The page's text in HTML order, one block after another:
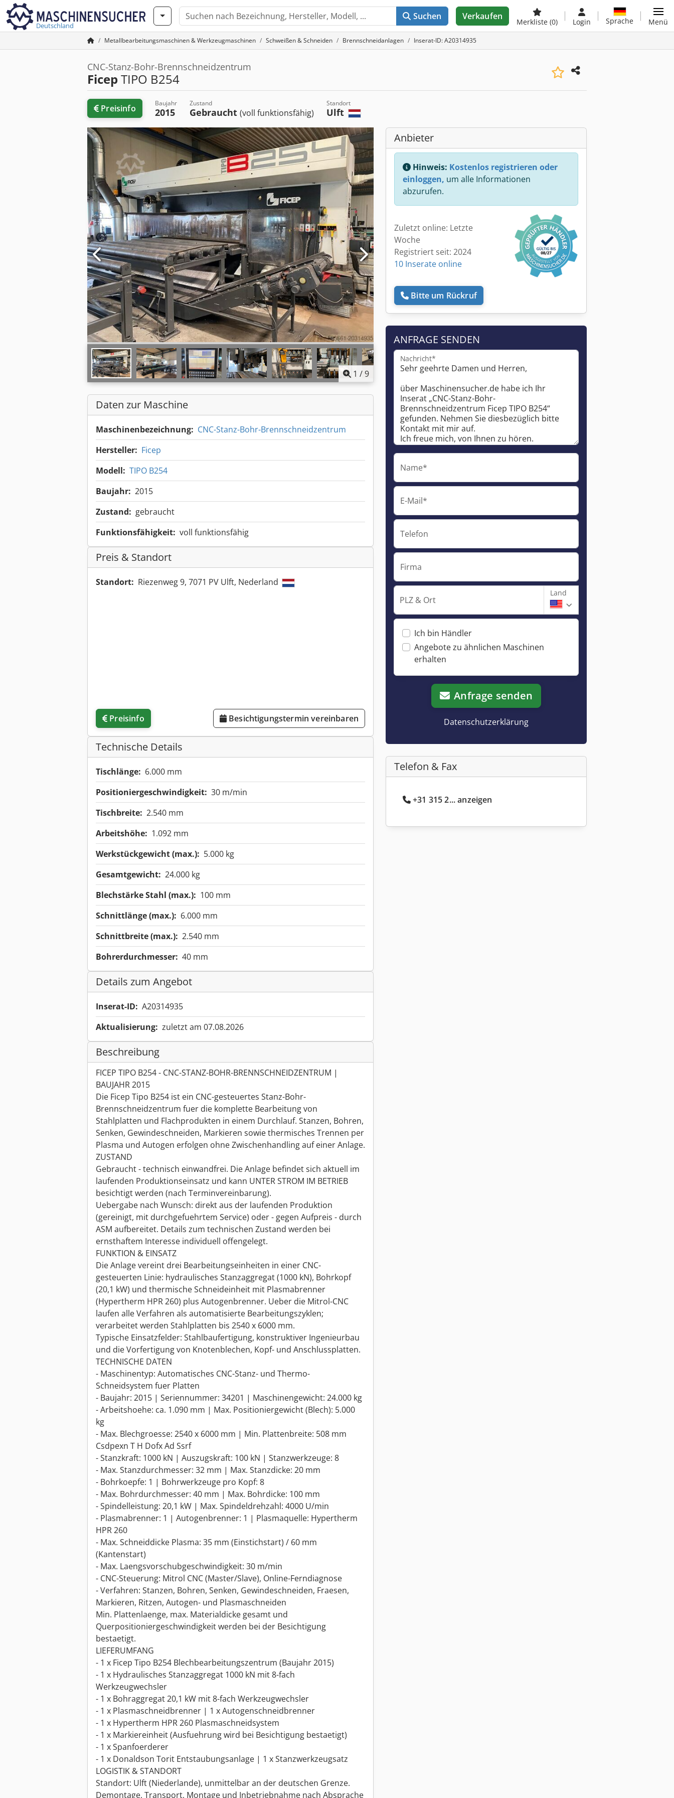
Deutschland
Suchen Verkaufen
Merkliste (0) Login Sprache Menü
Metallbearbeitungsmaschinen & Werkzeugmaschinen Schweißen & Schneiden Brennschneidanlagen Inserat-ID: A20314935
CNC-Stanz-Bohr-Brennschneidzentrum
Ficep TIPO B254
Preisinfo Baujahr
2015
Zustand
Gebraucht (voll funktionsfähig)
Standort
Ulft
1 /9
Daten zur Maschine
Maschinenbezeichnung: CNC-Stanz-Bohr-Brennschneidzentrum
Hersteller: Ficep
Modell: TIPO B254
Baujahr: 2015
Zustand: gebraucht
Funktionsfähigkeit: voll funktionsfähig
Preis & Standort
Standort: Riezenweg 9, 7071 PV Ulft, Nederland
Preisinfo Besichtigungstermin vereinbaren
Technische Details
Tischlänge: 6.000 mm
Positioniergeschwindigkeit: 30 m/min
Tischbreite: 2.540 mm
Arbeitshöhe: 1.092 mm
Werkstückgewicht (max.): 5.000 kg
Gesamtgewicht: 24.000 kg
Blechstärke Stahl (max.): 100 mm
Schnittlänge (max.): 6.000 mm
Schnittbreite (max.): 2.540 mm
Bohrerdurchmesser: 40 mm
Details zum Angebot
Inserat-ID: A20314935
Aktualisierung: zuletzt am 07.08.2026
Beschreibung
FICEP TIPO B254 - CNC-STANZ-BOHR-BRENNSCHNEIDZENTRUM |
BAUJAHR 2015
Die Ficep Tipo B254 ist ein CNC-gesteuertes Stanz-Bohr-
Brennschneidzentrum fuer die komplette Bearbeitung von
Stahlplatten und Flachprodukten in einem Durchlauf. Stanzen, Bohren,
Senken, Gewindeschneiden, Markieren sowie thermisches Trennen per
Plasma und Autogen erfolgen ohne Zwischenhandling auf einer Anlage.
ZUSTAND
Gebraucht - technisch einwandfrei. Die Anlage befindet sich aktuell im
laufenden Produktionseinsatz und kann UNTER STROM IM BETRIEB
besichtigt werden (nach Terminvereinbarung).
Uebergabe nach Wunsch: direkt aus der laufenden Produktion
(gereinigt, mit durchgefuehrtem Service) oder - gegen Aufpreis - durch
ASM aufbereitet. Details zum technischen Zustand werden bei
ernsthaftem Interesse individuell offengelegt.
FUNKTION & EINSATZ
Die Anlage vereint drei Bearbeitungseinheiten in einer CNC-
gesteuerten Linie: hydraulisches Stanzaggregat (1000 kN), Bohrkopf
(20,1 kW) und thermische Schneideinheit mit Plasmabrenner
(Hypertherm HPR 260) plus Autogenbrenner. Ueber die Mitrol-CNC
laufen alle Verfahren als automatisierte Bearbeitungszyklen;
verarbeitet werden Stahlplatten bis 2540 x 6000 mm.
Typische Einsatzfelder: Stahlbaufertigung, konstruktiver Ingenieurbau
und die Vorfertigung von Knotenblechen, Kopf- und Anschlussplatten.
TECHNISCHE DATEN
- Maschinentyp: Automatisches CNC-Stanz- und Thermo-
Schneidsystem fuer Platten
- Baujahr: 2015 | Seriennummer: 34201 | Maschinengewicht: 24.000 kg
- Arbeitshoehe: ca. 1.090 mm | Max. Positioniergewicht (Blech): 5.000
kg
- Max. Blechgroesse: 2540 x 6000 mm | Min. Plattenbreite: 508 mm
Csdpexn T H Dofx Ad Ssrf
- Stanzkraft: 1000 kN | Auszugskraft: 100 kN | Stanzwerkzeuge: 8
- Max. Stanzdurchmesser: 32 mm | Max. Stanzdicke: 20 mm
- Bohrkoepfe: 1 | Bohrwerkzeuge pro Kopf: 8
- Max. Bohrdurchmesser: 40 mm | Max. Bohrdicke: 100 mm
- Spindelleistung: 20,1 kW | Max. Spindeldrehzahl: 4000 U/min
- Plasmabrenner: 1 | Autogenbrenner: 1 | Plasmaquelle: Hypertherm
HPR 260
- Max. Schneiddicke Plasma: 35 mm (Einstichstart) / 60 mm
(Kantenstart)
- Max. Laengsvorschubgeschwindigkeit: 30 m/min
- CNC-Steuerung: Mitrol CNC (Master/Slave), Online-Ferndiagnose
- Verfahren: Stanzen, Bohren, Senken, Gewindeschneiden, Fraesen,
Markieren, Ritzen, Autogen- und Plasmaschneiden
Min. Plattenlaenge, max. Materialdicke gesamt und
Querpositioniergeschwindigkeit werden bei der Besichtigung
bestaetigt.
LIEFERUMFANG
- 1 x Ficep Tipo B254 Blechbearbeitungszentrum (Baujahr 2015)
- 1 x Hydraulisches Stanzaggregat 1000 kN mit 8-fach
Werkzeugwechsler
- 1 x Bohraggregat 20,1 kW mit 8-fach Werkzeugwechsler
- 1 x Plasmaschneidbrenner | 1 x Autogenschneidbrenner
- 1 x Hypertherm HPR 260 Plasmaschneidsystem
- 1 x Markiereinheit (Ausfuehrung wird bei Besichtigung bestaetigt)
- 1 x Spanfoerderer
- 1 x Donaldson Torit Entstaubungsanlage | 1 x Stanzwerkzeugsatz
LOGISTIK & STANDORT
Standort: Ulft (Niederlande), unmittelbar an der deutschen Grenze.
Demontage, Transport, Montage und Inbetriebnahme nach Absprache
Anbieter
Hinweis: Kostenlos registrieren oder
einloggen, um alle Informationen
abzurufen.
Zuletzt online: Letzte
Woche
Registriert seit: 2024
10 Inserate online
Bitte um Rückruf
ANFRAGE SENDEN
Nachricht*
Name*
E-Mail*
Telefon
Firma
PLZ & Ort
Land
Ich bin Händler
Angebote zu ähnlichen Maschinen
erhalten
Anfrage senden
Datenschutzerklärung
Telefon & Fax
+31 315 2... anzeigen